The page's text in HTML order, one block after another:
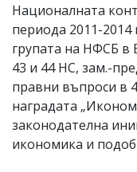
Националната
периода 2011-2014
групата на НФСБ в
43 и 44 НС, зам.-
правни въпроси в
наградата
законодателна
икономика и